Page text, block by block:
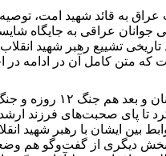
به قائد شهید امت،
جوانان عراقی به جایگاه
تشییع رهبر شهید
قرار مصاحبه از مدت‌ها پیش و بعد از شهادت
بین ایشان با رهبر شهید
بخش دیگری از گفت‌وگو هم